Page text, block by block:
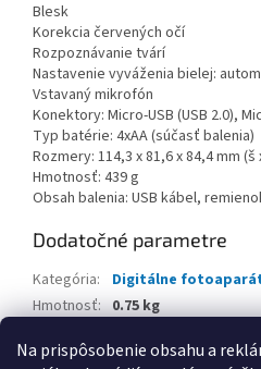
Na prispôsobenie obsahu a
Blesk
Korekcia červených očí
Rozpoznávanie tvárí
Nastavenie vyváženia bielej:
Vstavaný mikrofón
Konektory: Micro-USB (USB 2.0),
Typ batérie: 4xAA (súčasť balenia)
Rozmery: 114,3 x 81,6 x 84,4 mm (š
Hmotnosť: 439 g
Obsah balenia: USB kábel,
Dodatočné parametre
Kategória:
Digitálne
Hmotnosť: 0.75 kg